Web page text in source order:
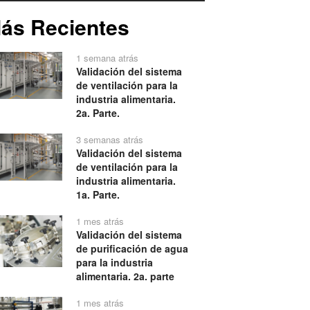
Recientes
1 semana atrás
Validación del sistema
de ventilación para la
industria alimentaria.
2a. Parte.
3 semanas atrás
Validación del sistema
de ventilación para la
industria alimentaria.
1a. Parte.
1 mes atrás
Validación del sistema
de purificación de agua
para la industria
alimentaria. 2a. parte
1 mes atrás